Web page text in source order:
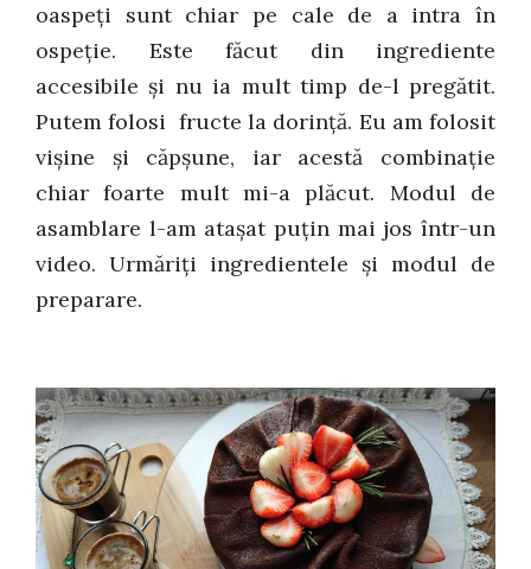
oaspeți sunt chiar pe cale de a intra în
ospeție. Este făcut din ingrediente
accesibile și nu ia mult timp de-l pregătit.
Putem folosi fructe la dorință. Eu am folosit
vișine și căpșune, iar acestă combinație
chiar foarte mult mi-a plăcut. Modul de
asamblare l-am atașat puțin mai jos într-un
video. Urmăriți ingredientele și modul de
preparare.